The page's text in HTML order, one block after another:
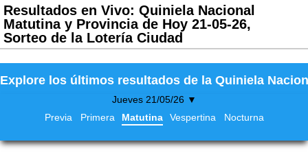
Resultados en Vivo: Quiniela Nacional
Matutina y Provincia de Hoy 21-05-26,
Sorteo de la Lotería Ciudad
Explore los últimos resultados de la Quiniela
Jueves 21/05/26 ▼
Previa
Primera Matutina Vespertina Nocturna